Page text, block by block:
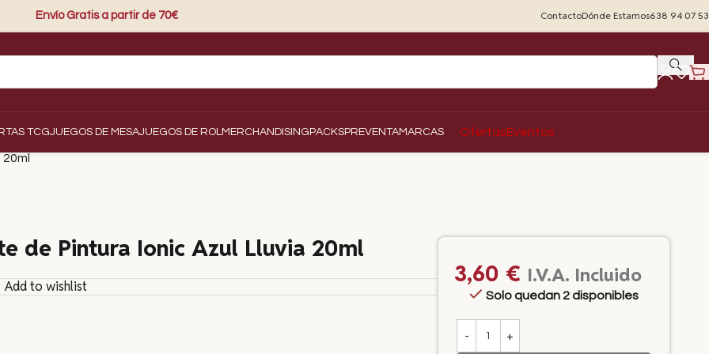
Envío Gratis a partir de 70€ ContactoDónde Estamos638 94 07 53
TCGJUEGOS DE MESAJUEGOS DE ROL MERCHANDISINGPACKSPREVENTAMARCAS OfertasEventos
de Pintura Ionic Azul Lluvia 20ml
Add to wishlist 3,60 € I.V.A. Incluido
Solo quedan 2 disponibles